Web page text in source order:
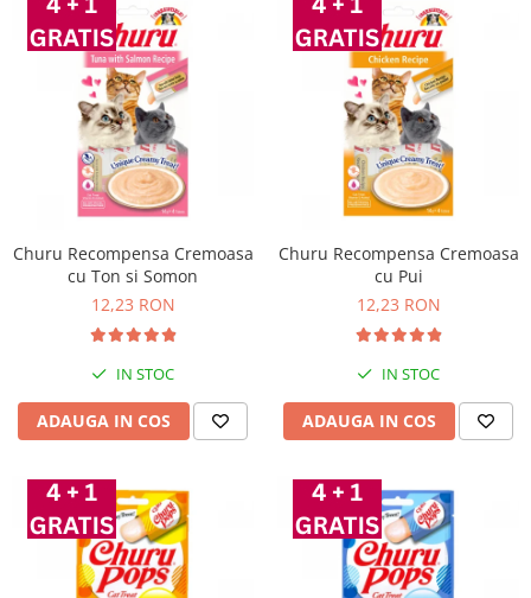
Churu Recompensa Cremoasa
cu Ton si Somon
12,23 RON
IN STOC
ADAUGA IN COS
Churu Recompensa Cremoasa
cu Pui
12,23 RON
IN STOC
ADAUGA IN COS